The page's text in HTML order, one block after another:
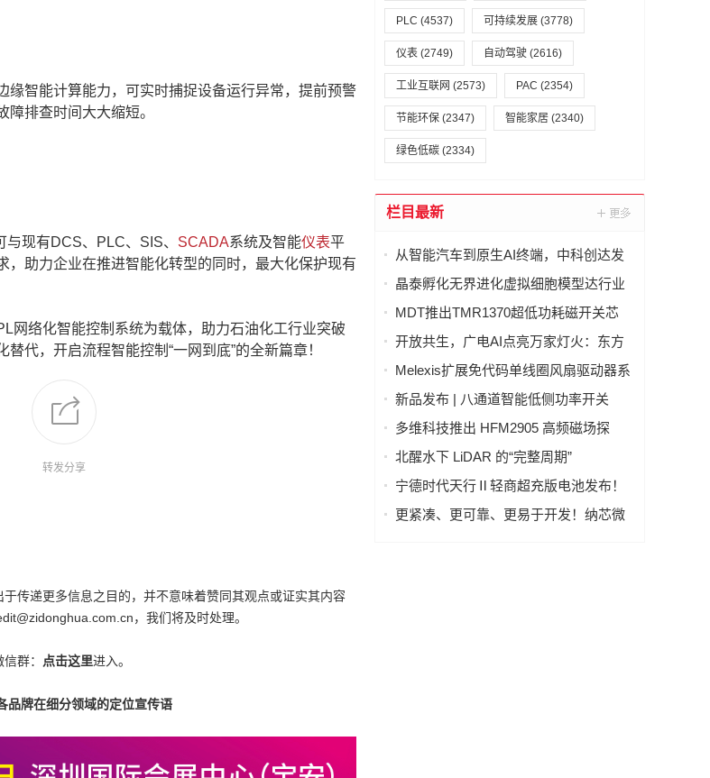
智能计算能力，可实时捕捉设备运行异常，提前预警
排查时间大大缩短。
现有DCS、PLC、SIS、 SCADA系统及智能仪表平
助力企业在推进智能化转型的同时，最大化保护现有
络化智能控制系统为载体，助力石油化工行业突破
代，开启流程智能控制“一网到底”的全新篇章！
转发分享
传递更多信息之目的，并不意味着赞同其观点或证实其内容
，我们将及时处理。
群： 点击这里进入。
品牌在细分领域的定位宣传语
PLC (4537) 可持续发展 (3778)
仪表 (2749) 自动驾驶 (2616)
工业互联网 (2573) PAC (2354)
节能环保 (2347) 智能家居 (2340)
绿色低碳 (2334)
栏目最新
从智能汽车到原生AI终端，中科创达发
布 AquaClaw for IoT，打造面向物理世
晶泰孵化无界进化虚拟细胞模型达行业
最优(SOTA)，科学发现引擎开启内测申
MDT推出TMR1370超低功耗磁开关芯
片，助力CGM设备实现超过两年待机寿
开放共生，广电AI点亮万家灯火：东方
有线发布"爱管家"AI智能体东东生态合作
Melexis扩展免代码单线圈风扇驱动器系
列，强力赋能AI GPU散热
新品发布 | 八通道智能低侧功率开关
LD70008Q，汽车与工业负载驱动的理想
多维科技推出 HFM2905 高频磁场探
头，实现磁场信号实时分析
北醒水下 LiDAR 的“完整周期”
宁德时代天行Ⅱ轻商超充版电池发布！
物流行业进入8C超充时代
更紧凑、更可靠、更易于开发！纳芯微